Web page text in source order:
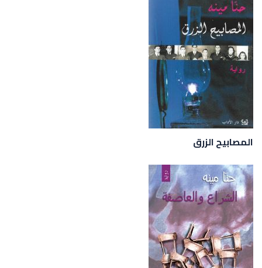
المصابيح الزرق